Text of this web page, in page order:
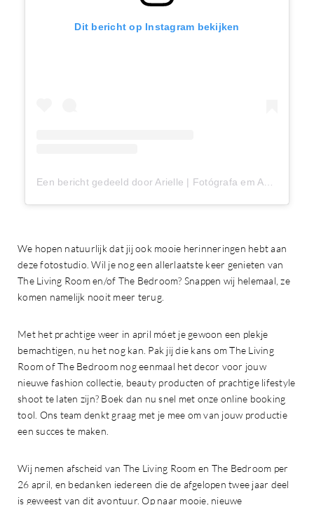
Dit bericht op Instagram bekijken
We hopen natuurlijk dat jij ook mooie herinneringen hebt aan
deze fotostudio. Wil je nog een allerlaatste keer genieten van
The Living Room en/of The Bedroom? Snappen wij helemaal, ze
komen namelijk nooit meer terug.
Met het prachtige weer in april móet je gewoon een plekje
bemachtigen, nu het nog kan. Pak jij die kans om The Living
Room of The Bedroom nog eenmaal het decor voor jouw
nieuwe fashion collectie, beauty producten of prachtige lifestyle
shoot te laten zijn? Boek dan nu snel met onze online booking
tool. Ons team denkt graag met je mee om van jouw productie
een succes te maken.
Wij nemen afscheid van The Living Room en The Bedroom per
26 april, en bedanken iedereen die de afgelopen twee jaar deel
is geweest van dit avontuur. Op naar mooie, nieuwe